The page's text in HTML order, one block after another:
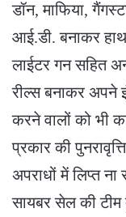
डॉन, माफिया,
आई.डी. बनाकर
लाईटर गन सहित
रील्स बनाकर अपने
करने वालों को भी
प्रकार की
अपराधों में लिप्त
सायबर सेल की टीम